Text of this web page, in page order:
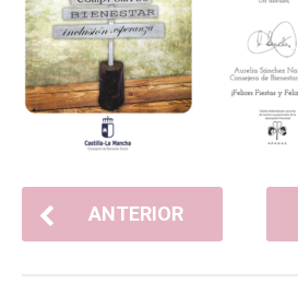
ANTERIOR